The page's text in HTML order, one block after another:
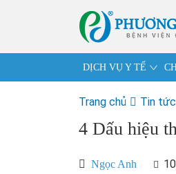
DỊCH VỤ Y TẾ
Trang chủ Tin tức
4 Dấu hiệu
Ngọc Anh